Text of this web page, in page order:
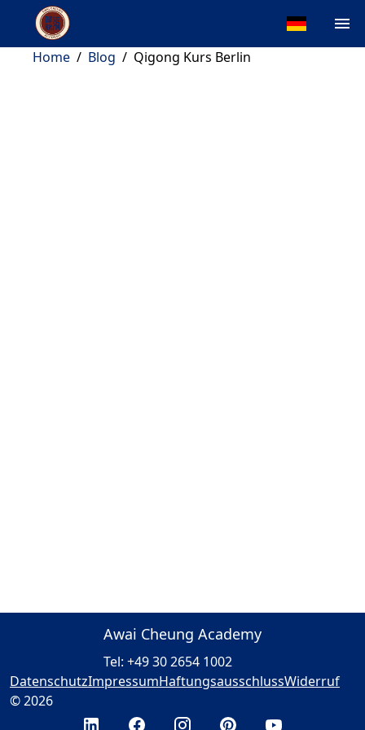
Home / Blog / Qigong Kurs Berlin
Awai Cheung Academy
Tel: +49 30 2654 1002
DatenschutzImpressumHaftungsausschlussWiderruf
© 2026